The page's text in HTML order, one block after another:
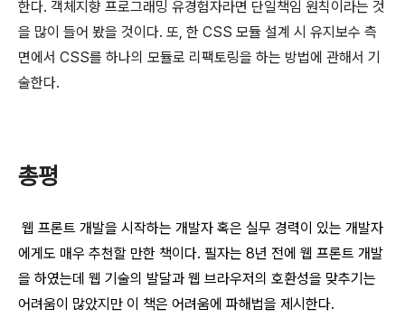
한다. 객체지향 프로그래밍 유경험자라면 단일책임 원칙이라는 것
을 많이 들어 봤을 것이다. 또, 한 CSS 모듈 설계 시 유지보수 측
면에서 CSS를 하나의 모듈로 리팩토링을 하는 방법에 관해서 기
술한다.
총평
웹 프론트 개발을 시작하는 개발자 혹은 실무 경력이 있는 개발자
에게도 매우 추천할 만한 책이다. 필자는 8년 전에 웹 프론트 개발
을 하였는데 웹 기술의 발달과 웹 브라우저의 호환성을 맞추기는
어려움이 많았지만 이 책은 어려움에 파해법을 제시한다.